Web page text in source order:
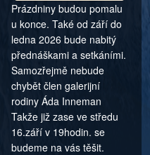
Prázdniny budou pomalu
u konce. Také od září do
ledna 2026 bude nabitý
přednáškami a setkáními.
Samozřejmě nebude
chybět člen galerijní
rodiny Áda Inneman
Takže již zase ve středu
16.září v 19hodin. se
budeme na vás těšit.